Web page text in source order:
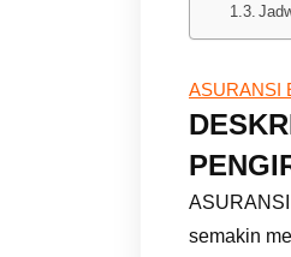
ASURANSI
semakin